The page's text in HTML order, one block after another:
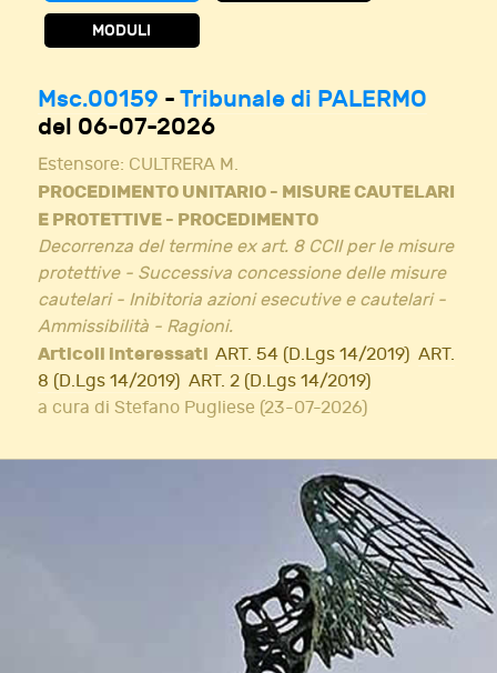
MODULI
Msc.00159 - Tribunale di PALERMO
del 06-07-2026
Estensore: CULTRERA M.
PROCEDIMENTO UNITARIO - MISURE CAUTELARI
E PROTETTIVE - PROCEDIMENTO
Decorrenza del termine ex art. 8 CCII per le misure
protettive - Successiva concessione delle misure
cautelari - Inibitoria azioni esecutive e cautelari -
Ammissibilità - Ragioni.
Articoli interessati ART. 54 (D.Lgs 14/2019) ART.
8 (D.Lgs 14/2019) ART. 2 (D.Lgs 14/2019)
a cura di Stefano Pugliese (23-07-2026)